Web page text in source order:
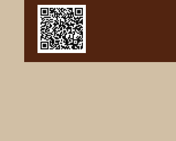
2022年3月
2022年2月
2022年1月
2021年11月
2021年10月
2021年9月